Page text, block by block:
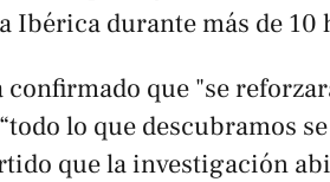
Ibérica durante más de 10
confirmado que "se
lo que descubramos
que la investigación